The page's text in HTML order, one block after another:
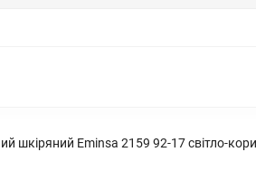
шкіряний Eminsa 2159 92-17 світло-